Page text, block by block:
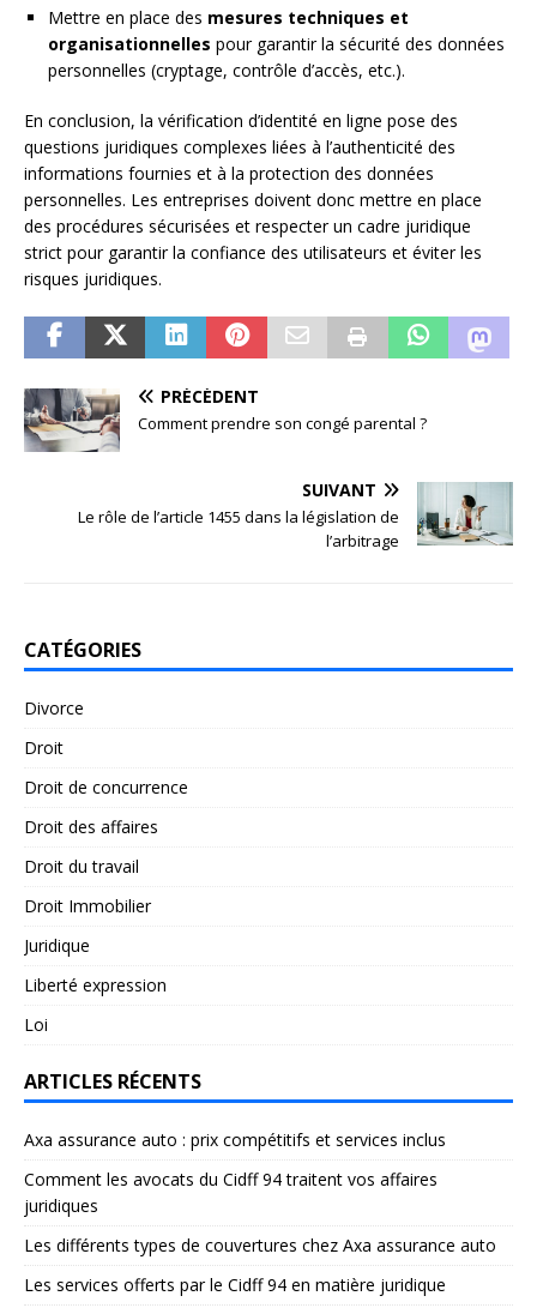
Mettre en place des mesures techniques et
organisationnelles pour garantir la sécurité des données
personnelles (cryptage, contrôle d’accès, etc.).
En conclusion, la vérification d’identité en ligne pose des
questions juridiques complexes liées à l’authenticité des
informations fournies et à la protection des données
personnelles. Les entreprises doivent donc mettre en place
des procédures sécurisées et respecter un cadre juridique
strict pour garantir la confiance des utilisateurs et éviter les
risques juridiques.
PRÉCÉDENT
Comment prendre son congé parental ?
SUIVANT
Le rôle de l’article 1455 dans la législation de
l’arbitrage
CATÉGORIES
Divorce
Droit
Droit de concurrence
Droit des affaires
Droit du travail
Droit Immobilier
Juridique
Liberté expression
Loi
ARTICLES RÉCENTS
Axa assurance auto : prix compétitifs et services inclus
Comment les avocats du Cidff 94 traitent vos affaires
juridiques
Les différents types de couvertures chez Axa assurance auto
Les services offerts par le Cidff 94 en matière juridique